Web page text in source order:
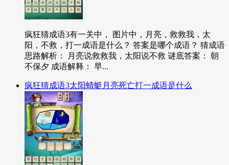
疯狂猜成语3有一关中， 图片中，月亮，救救我，太
阳，不救，打一成语是什么？ 答案是哪个成语？ 猜成语
思路解析： 月亮说救救我，太阳说不救 谜底答案： 朝
不保夕 成语解释： 早...
疯狂猜成语3太阳蜻蜓月亮死亡打一成语是什么